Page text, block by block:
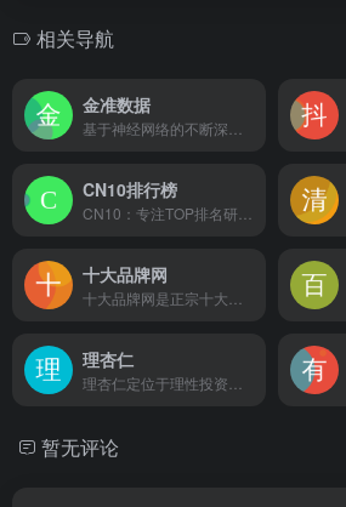
相关导航
金准数据
CN10排行榜
十大品牌网
理杏仁
暂无评论